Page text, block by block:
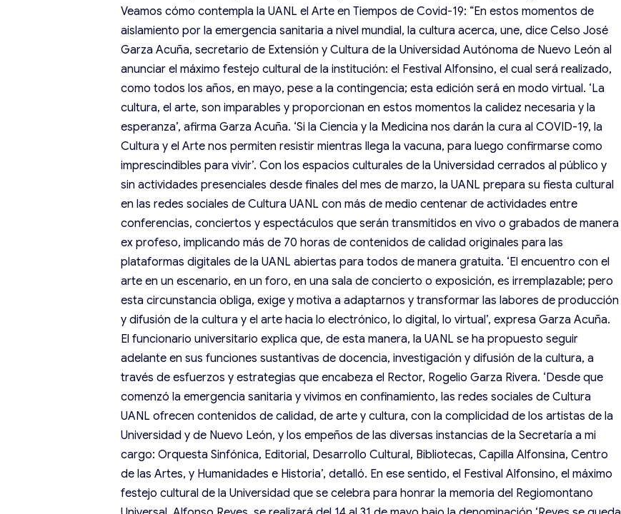
Veamos cómo contempla la UANL el Arte en Tiempos de Covid-19: “En estos momentos de
aislamiento por la emergencia sanitaria a nivel mundial, la cultura acerca, une, dice Celso José
Garza Acuña, secretario de Extensión y Cultura de la Universidad Autónoma de Nuevo León al
anunciar el máximo festejo cultural de la institución: el Festival Alfonsino, el cual será realizado,
como todos los años, en mayo, pese a la contingencia; esta edición será en modo virtual. ‘La
cultura, el arte, son imparables y proporcionan en estos momentos la calidez necesaria y la
esperanza’, afirma Garza Acuña. ‘Si la Ciencia y la Medicina nos darán la cura al COVID-19, la
Cultura y el Arte nos permiten resistir mientras llega la vacuna, para luego confirmarse como
imprescindibles para vivir’. Con los espacios culturales de la Universidad cerrados al público y
sin actividades presenciales desde finales del mes de marzo, la UANL prepara su fiesta cultural
en las redes sociales de Cultura UANL con más de medio centenar de actividades entre
conferencias, conciertos y espectáculos que serán transmitidos en vivo o grabados de manera
ex profeso, implicando más de 70 horas de contenidos de calidad originales para las
plataformas digitales de la UANL abiertas para todos de manera gratuita. ‘El encuentro con el
arte en un escenario, en un foro, en una sala de concierto o exposición, es irremplazable; pero
esta circunstancia obliga, exige y motiva a adaptarnos y transformar las labores de producción
y difusión de la cultura y el arte hacia lo electrónico, lo digital, lo virtual’, expresa Garza Acuña.
El funcionario universitario explica que, de esta manera, la UANL se ha propuesto seguir
adelante en sus funciones sustantivas de docencia, investigación y difusión de la cultura, a
través de esfuerzos y estrategias que encabeza el Rector, Rogelio Garza Rivera. ‘Desde que
comenzó la emergencia sanitaria y vivimos en confinamiento, las redes sociales de Cultura
UANL ofrecen contenidos de calidad, de arte y cultura, con la complicidad de los artistas de la
Universidad y de Nuevo León, y los empeños de las diversas instancias de la Secretaría a mi
cargo: Orquesta Sinfónica, Editorial, Desarrollo Cultural, Bibliotecas, Capilla Alfonsina, Centro
de las Artes, y Humanidades e Historia’, detalló. En ese sentido, el Festival Alfonsino, el máximo
festejo cultural de la Universidad que se celebra para honrar la memoria del Regiomontano